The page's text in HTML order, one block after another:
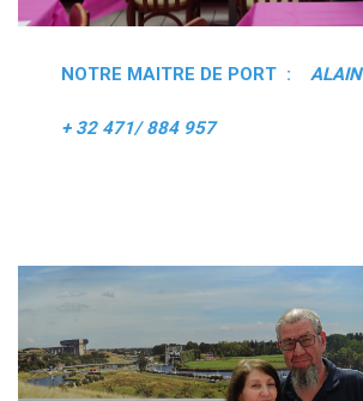
NOTRE MAITRE DE PORT : ALAIN
+ 32 471/ 884 957